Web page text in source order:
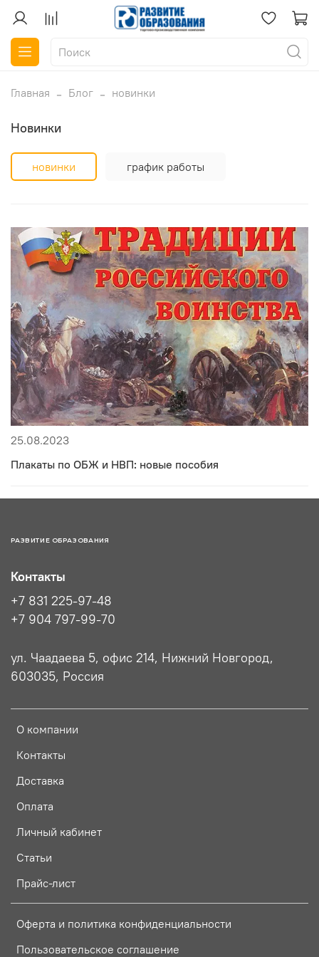
Главная Блог новинки
новинки
новинки график работы
25.08.2023
Плакаты по ОБЖ и НВП: новые пособия
РАЗВИТИЕ ОБРАЗОВАНИЯ
О компании
Контакты
Доставка
Оплата
Личный кабинет
Статьи
Прайс-лист
Оферта и политика конфиденциальности
Пользовательское соглашение
Контакты
+7 831 225-97-48
+7 904 797-99-70
ул. Чаадаева 5, офис 214, Нижний Новгород,
603035, Россия